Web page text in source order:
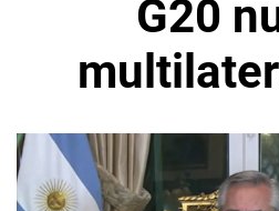
G20
para